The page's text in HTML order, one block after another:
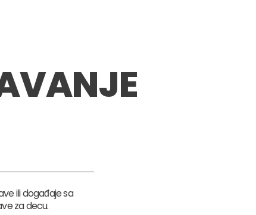
ili događaje sa
za decu.